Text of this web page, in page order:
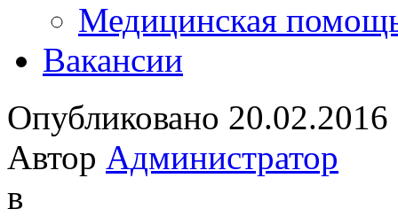
Медицинская
Вакансии
Опубликовано 20.02.2016
Автор Администратор
в